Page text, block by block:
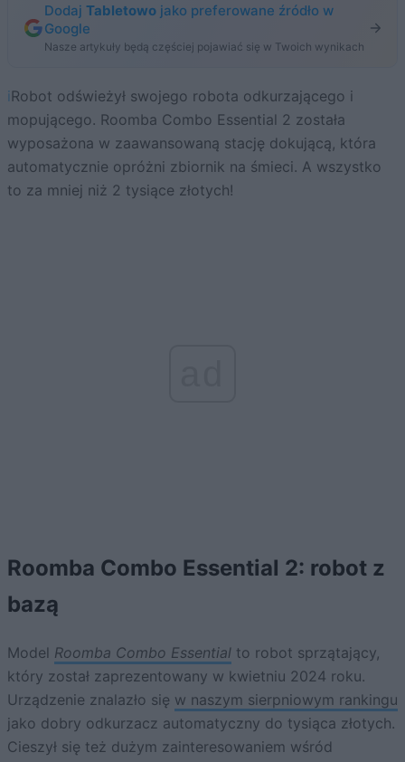
Dodaj Tabletowo jako preferowane źródło w
Google
Nasze artykuły będą częściej pojawiać się w Twoich wynikach
iRobot odświeżył swojego robota odkurzającego i
mopującego. Roomba Combo Essential 2 została
wyposażona w zaawansowaną stację dokującą, która
automatycznie opróżni zbiornik na śmieci. A wszystko
to za mniej niż 2 tysiące złotych!
Roomba Combo Essential 2: robot z
bazą
Model Roomba Combo Essential to robot sprzątający,
który został zaprezentowany w kwietniu 2024 roku.
Urządzenie znalazło się w naszym sierpniowym rankingu
jako dobry odkurzacz automatyczny do tysiąca złotych.
Cieszył się też dużym zainteresowaniem wśród